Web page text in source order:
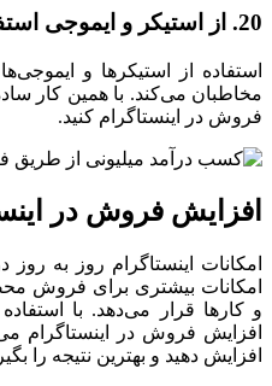
20. از استیکر و ایموجی استفاده کنید
استفاده از استیکرها و
مخاطبان می‌کند. با همین کار
فروش در اینستاگرام کنید.
افزایش فروش در
امکانات اینستاگرام روز به
امکانات بیشتری برای فروش
و کارها قرار می‌دهد. با استفاده
افزایش فروش در اینستاگرام
افزایش دهید و بهترین نتیجه را